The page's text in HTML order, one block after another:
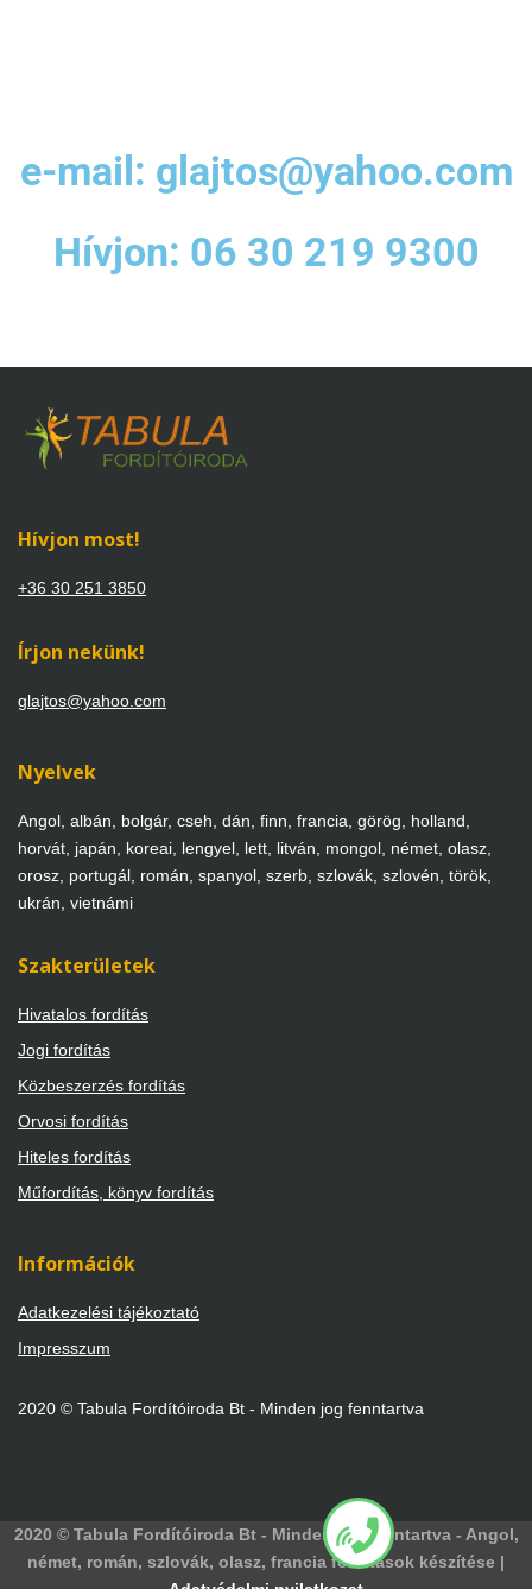
e-mail: glajtos@yahoo.com
Hívjon: 06 30 219 9300
Hívjon most!
+36 30 251 3850
Írjon nekünk!
glajtos@yahoo.com
Nyelvek
Angol, albán, bolgár, cseh, dán, finn, francia, görög, holland,
horvát, japán, koreai, lengyel, lett, litván, mongol, német, olasz,
orosz, portugál, román, spanyol, szerb, szlovák, szlovén, török,
ukrán, vietnámi
Szakterületek
Hivatalos fordítás
Jogi fordítás
Közbeszerzés fordítás
Orvosi fordítás
Hiteles fordítás
Műfordítás, könyv fordítás
Információk
Adatkezelési tájékoztató
Impresszum
2020 © Tabula Fordítóiroda Bt - Minden jog fenntartva
2020 © Tabula Fordítóiroda Bt - Minden jog fenntartva - Angol,
német, román, szlovák, olasz, francia fordítások készítése |